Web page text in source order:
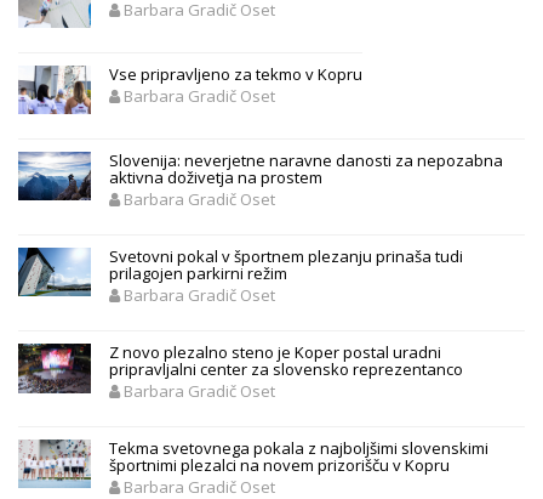
Barbara Gradič Oset
Vse pripravljeno za tekmo v Kopru
Barbara Gradič Oset
Slovenija: neverjetne naravne danosti za nepozabna
aktivna doživetja na prostem
Barbara Gradič Oset
Svetovni pokal v športnem plezanju prinaša tudi
prilagojen parkirni režim
Barbara Gradič Oset
Z novo plezalno steno je Koper postal uradni
pripravljalni center za slovensko reprezentanco
Barbara Gradič Oset
Tekma svetovnega pokala z najboljšimi slovenskimi
športnimi plezalci na novem prizorišču v Kopru
Barbara Gradič Oset